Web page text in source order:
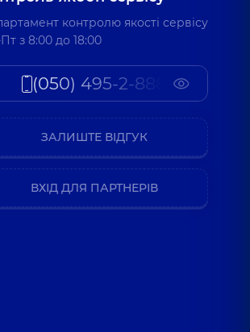
8 років досвіду
контролю якості сервісу
з 8:00 до 18:00
(050) 495-2-888
ЗАЛИШТЕ ВІДГУК
ВХІД ДЛЯ ПАРТНЕРІВ